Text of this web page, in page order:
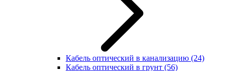
Кабель оптический в канализацию (24)
Кабель оптический в грунт (56)